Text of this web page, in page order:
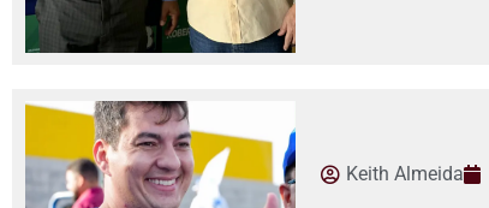
Keith Almeida